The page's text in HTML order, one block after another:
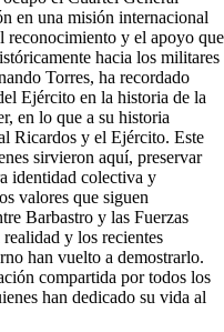
en una misión internacional
reconocimiento y el apoyo que
hacia los militares
Torres, ha recordado
Ejército en la historia de la
en lo que a su historia
Ricardos y el Ejército. Este
sirvieron aquí, preservar
identidad colectiva y
valores que siguen
Barbastro y las Fuerzas
y los recientes
han vuelto a demostrarlo.
compartida por todos los
han dedicado su vida al